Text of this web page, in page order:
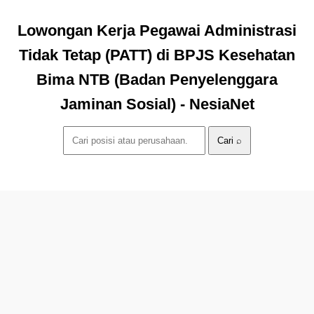
Lowongan Kerja Pegawai Administrasi
Tidak Tetap (PATT) di BPJS Kesehatan
Bima NTB (Badan Penyelenggara
Jaminan Sosial) - NesiaNet
Cari ⌕